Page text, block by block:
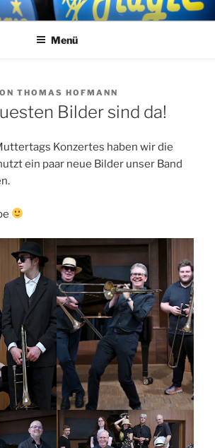
Menü
THOMAS HOFMANN
Bilder sind da!
Konzertes haben wir die
ein paar neue Bilder unser Band